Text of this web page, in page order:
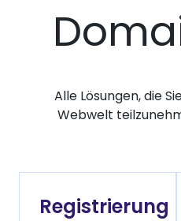
Alle Lösungen, die
Webwelt
Registrierung